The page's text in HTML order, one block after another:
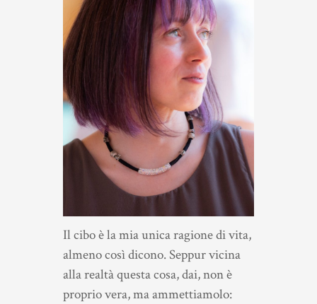
Il cibo è la mia unica ragione di vita,
almeno così dicono. Seppur vicina
alla realtà questa cosa, dai, non è
proprio vera, ma ammettiamolo: